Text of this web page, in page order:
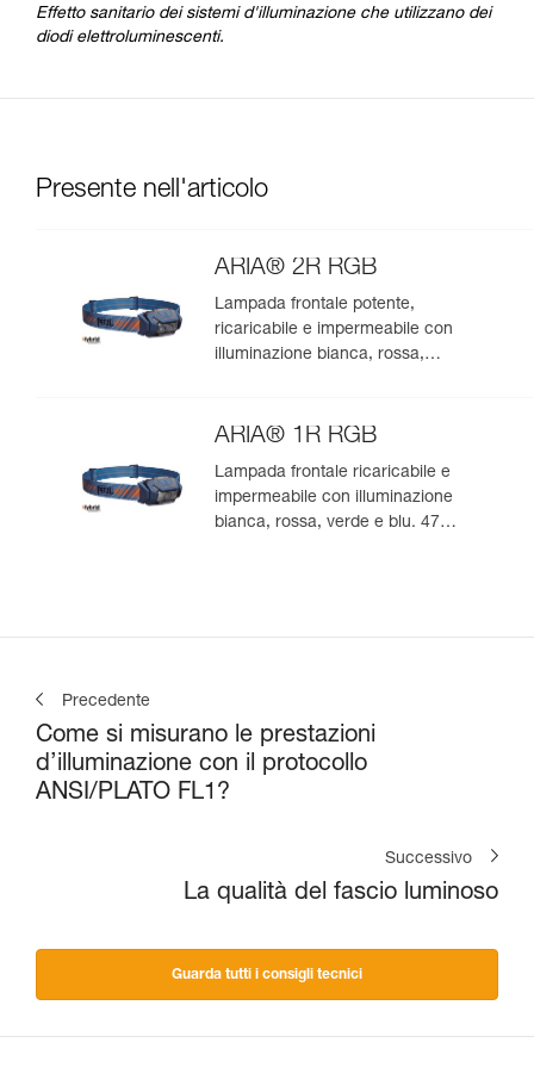
Effetto sanitario dei sistemi d'illuminazione che utilizzano dei
diodi elettroluminescenti.
Presente nell'articolo
ARIA® 2R RGB
Lampada frontale potente,
ricaricabile e impermeabile con
illuminazione bianca, rossa,
ARIA® 1R RGB
Lampada frontale ricaricabile e
impermeabile con illuminazione
bianca, rossa, verde e blu. 475
Precedente
Come si misurano le prestazioni
d’illuminazione con il protocollo
ANSI/PLATO FL1?
Successivo
La qualità del fascio luminoso
Guarda tutti i consigli tecnici